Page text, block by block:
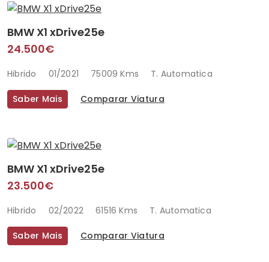
BMW X1 xDrive25e
24.500€
Hibrido 01/2021 75009 Kms T. Automatica
Saber Mais Comparar Viatura
BMW X1 xDrive25e
23.500€
Hibrido 02/2022 61516 Kms T. Automatica
Saber Mais Comparar Viatura